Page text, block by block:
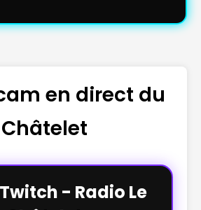
en direct du
Châtelet
- Radio Le